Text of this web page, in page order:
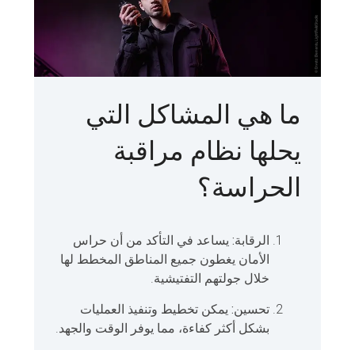
ما هي المشاكل التي
يحلها نظام مراقبة
الحراسة؟
الرقابة: يساعد في التأكد من أن حراس
الأمان يغطون جميع المناطق المخطط لها
خلال جولتهم التفتيشية.
تحسين: يمكن تخطيط وتنفيذ العمليات
بشكل أكثر كفاءة، مما يوفر الوقت والجهد.